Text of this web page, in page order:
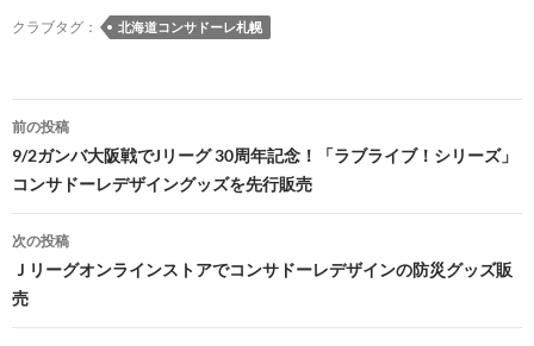
クラブタグ： 北海道コンサドーレ札幌
投
稿
ナ
ビ
ゲ
ー
前の投稿
9/2ガンバ大阪戦でJリーグ 30周年記念！「ラブライブ！シリーズ」
コンサドーレデザイングッズを先行販売
次の投稿
Ｊリーグオンラインストアでコンサドーレデザインの防災グッズ販
売